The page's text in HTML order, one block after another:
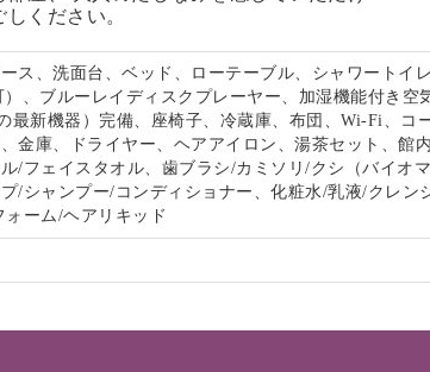
ください。
ス、洗面台、ベッド、ローテーブル、シャワートイ
、ブルーレイディスクプレーヤー、加湿機能付き空
最新機器）完備、座椅子、冷蔵庫、布団、Wi-Fi、コ
金庫、ドライヤー、ヘアアイロン、湯茶セット、館内
/フェイスタオル、歯ブラシ/カミソリ/クシ（バイオ
/シャンプー/コンディショナー、化粧水/乳液/クレン
ーム/ヘアリキッド